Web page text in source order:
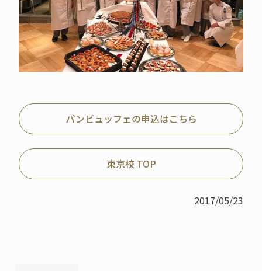
パンビュッフェの申込はこちら
東京校 TOP
2017/05/23